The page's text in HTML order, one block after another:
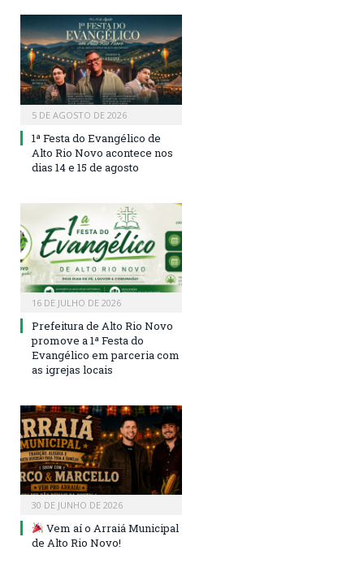
5 DE AGOSTO DE 2026
1ª Festa do Evangélico de
Alto Rio Novo acontece nos
dias 14 e 15 de agosto
16 DE JULHO DE 2026
Prefeitura de Alto Rio Novo
promove a 1ª Festa do
Evangélico em parceria com
as igrejas locais
30 DE JUNHO DE 2026
Vem aí o Arraiá Municipal
de Alto Rio Novo!